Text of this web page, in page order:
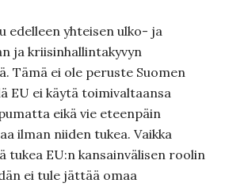
edelleen yhteisen ulko- ja
ja kriisinhallintakyvyn
Tämä ei ole peruste Suomen
EU ei käytä toimivaltaansa
eikä vie eteenpäin
ilman niiden tukea. Vaikka
tukea EU:n kansainvälisen roolin
ei tule jättää omaa